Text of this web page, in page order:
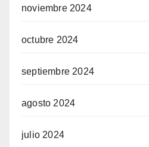
noviembre 2024
octubre 2024
septiembre 2024
agosto 2024
julio 2024